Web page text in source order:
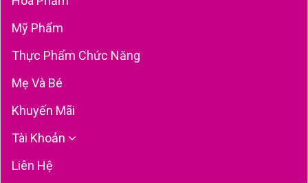
Mỹ Phẩm
Thực Phẩm Chức Năng
Mẹ Và Bé
Khuyến Mãi
Tài Khoản
Liên Hệ